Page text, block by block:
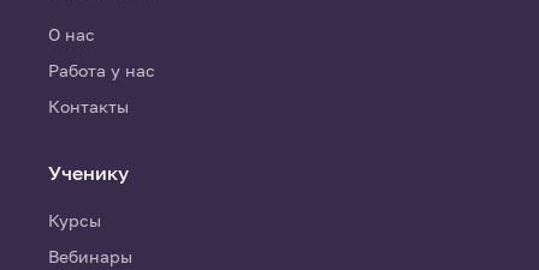
О нас
Работа у нас
Контакты
Ученику
Курсы
Вебинары